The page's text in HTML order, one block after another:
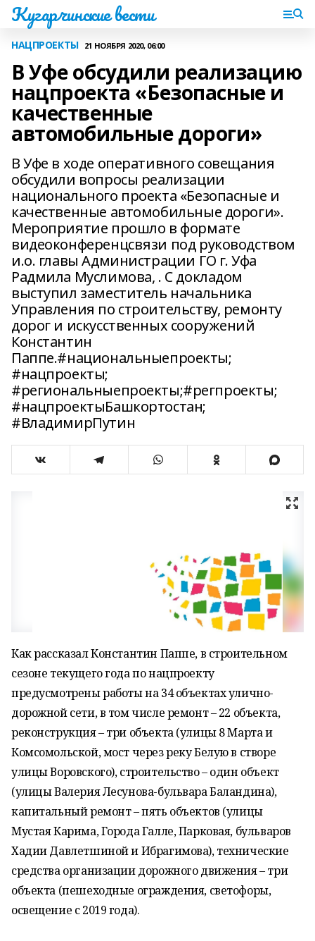
Кугарчинские вести
НАЦПРОЕКТЫ 21 НОЯБРЯ 2020, 06:00
В Уфе обсудили реализацию
нацпроекта «Безопасные и
качественные
автомобильные дороги»
В Уфе в ходе оперативного совещания
обсудили вопросы реализации
национального проекта «Безопасные и
качественные автомобильные дороги».
Мероприятие прошло в формате
видеоконференцсвязи под руководством
и.о. главы Администрации ГО г. Уфа
Радмила Муслимова, . С докладом
выступил заместитель начальника
Управления по строительству, ремонту
дорог и искусственных сооружений
Константин
Паппе.#национальныепроекты;
#нацпроекты;
#региональныепроекты;#регпроекты;
#нацпроектыБашкортостан;
#ВладимирПутин
Как рассказал Константин Паппе, в строительном
сезоне текущего года по нацпроекту
предусмотрены работы на 34 объектах улично-
дорожной сети, в том числе ремонт – 22 объекта,
реконструкция – три объекта (улицы 8 Марта и
Комсомольской, мост через реку Белую в створе
улицы Воровского), строительство – один объект
(улицы Валерия Лесунова-бульвара Баландина),
капитальный ремонт – пять объектов (улицы
Мустая Карима, Города Галле, Парковая, бульваров
Хадии Давлетшиной и Ибрагимова), технические
средства организации дорожного движения – три
объекта (пешеходные ограждения, светофоры,
освещение с 2019 года).